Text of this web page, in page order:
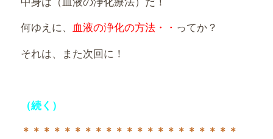
何ゆえに、 血液の浄化の方法・・ ってか？
それは、また次回に！
（続く）
＊＊＊＊＊＊＊＊＊＊＊＊＊＊＊＊＊＊＊＊＊